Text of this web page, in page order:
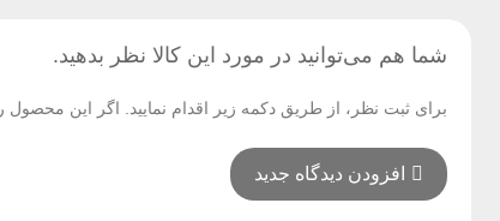
شما هم می‌توانید در مورد این کالا نظر بدهید.
برای ثبت نظر، از طریق دکمه زیر اقدام نمایید. اگر این
افزودن دیدگاه جدید